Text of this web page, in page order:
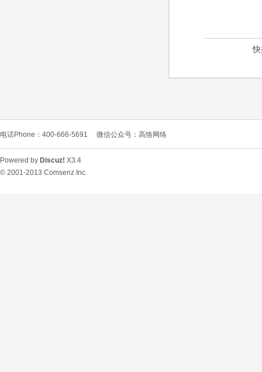
电话Phone：400-666-5691 微信公众号：高恪网络
Powered by Discuz! X3.4
© 2001-2013 Comsenz Inc.